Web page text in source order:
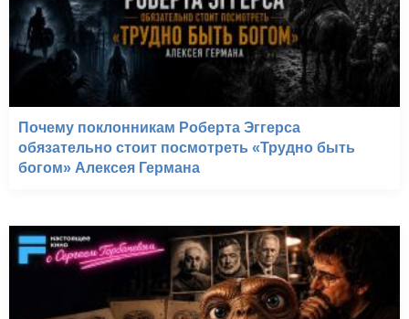
Почему поклонникам Роберта Эггерса
обязательно стоит посмотреть «Трудно быть
богом» Алексея Германа